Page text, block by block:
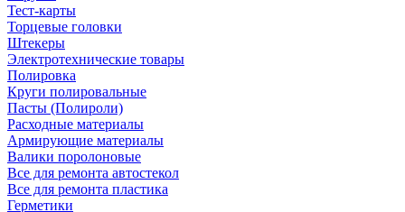
Тест-карты
Торцевые головки
Штекеры
Электротехнические товары
Полировка
Круги полировальные
Пасты (Полироли)
Расходные материалы
Армирующие материалы
Валики поролоновые
Все для ремонта автостекол
Все для ремонта пластика
Герметики